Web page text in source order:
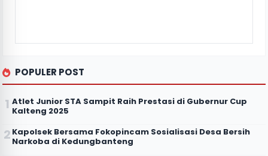
POPULER POST
Atlet Junior STA Sampit Raih Prestasi di Gubernur Cup
Kalteng 2025
Kapolsek Bersama Fokopincam Sosialisasi Desa Bersih
Narkoba di Kedungbanteng